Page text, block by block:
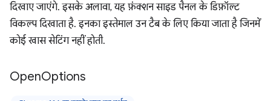
दिखाए जाएंगे. इसके अलावा, यह फ़ंक्शन साइड पैनल के डिफ़ॉल्ट
विकल्प दिखाता है. इनका इस्तेमाल उन टैब के लिए किया जाता है जिनमें
कोई खास सेटिंग नहीं होती.
OpenOptions